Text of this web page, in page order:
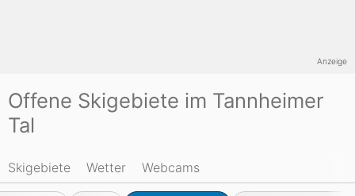
Offene Skigebiete im Tannheimer
Tal
Skigebiete Wetter Webcams
Anzeige